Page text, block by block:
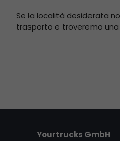
Se la località desiderata
trasporto e troveremo una
Yourtrucks GmbH